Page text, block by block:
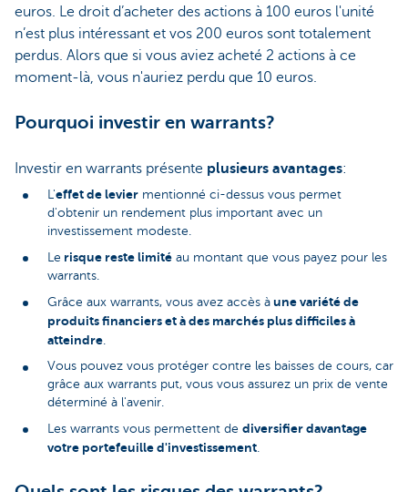
euros. Le droit d’acheter des actions à 100 euros l'unité
n’est plus intéressant et vos 200 euros sont totalement
perdus. Alors que si vous aviez acheté 2 actions à ce
moment-là, vous n'auriez perdu que 10 euros.
Pourquoi investir en warrants?
Investir en warrants présente plusieurs avantages:
L'effet de levier mentionné ci-dessus vous permet
d'obtenir un rendement plus important avec un
investissement modeste.
Le risque reste limité au montant que vous payez pour les
warrants.
Grâce aux warrants, vous avez accès à une variété de
produits financiers et à des marchés plus difficiles à
atteindre
Vous pouvez vous protéger contre les baisses de cours, car
grâce aux warrants put, vous vous assurez un prix de vente
déterminé à l'avenir.
Les warrants vous permettent de diversifier davantage
votre portefeuille d'investissement